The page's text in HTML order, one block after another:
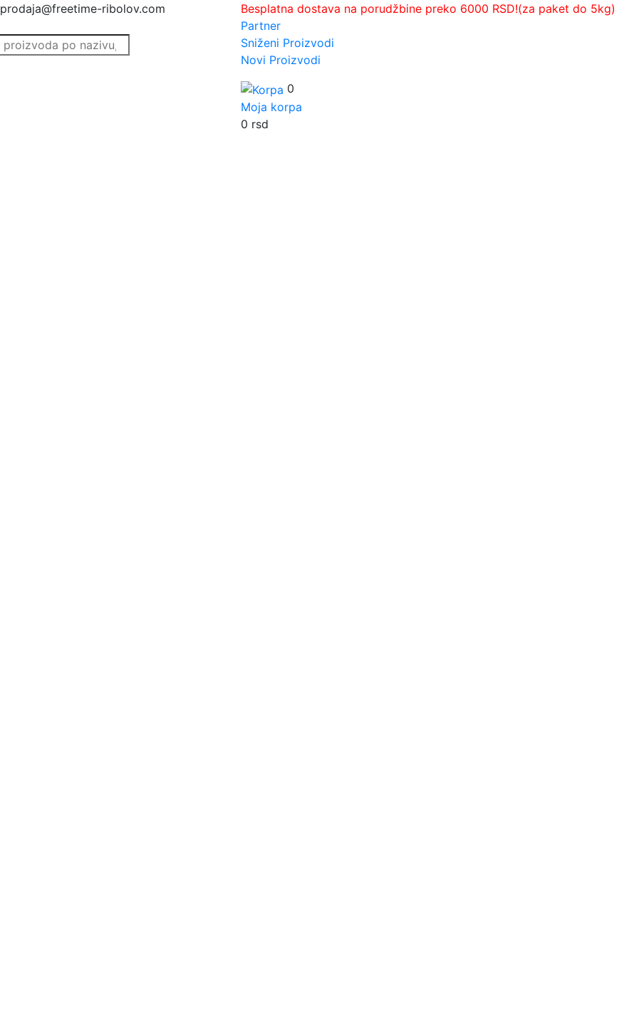
prodaja@freetime-ribolov.com
Besplatna dostava na porudžbine preko 6000 RSD!(za paket do 5kg)
Partner
Sniženi Proizvodi
Novi Proizvodi
0
Moja korpa
0 rsd